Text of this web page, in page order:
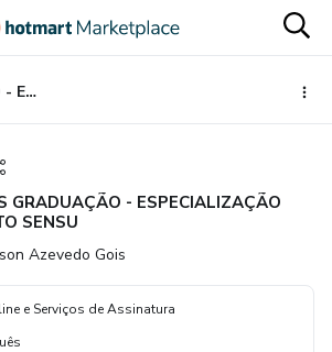
PÓS GRADUAÇÃO - ESPECIALIZAÇÃO LATO SENSU
GRADUAÇÃO - ESPECIALIZAÇÃO
SENSU
Azevedo Gois
e Serviços de Assinatura